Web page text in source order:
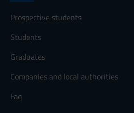
Prospective students
Students
Graduates
Companies and local authorities
Faq